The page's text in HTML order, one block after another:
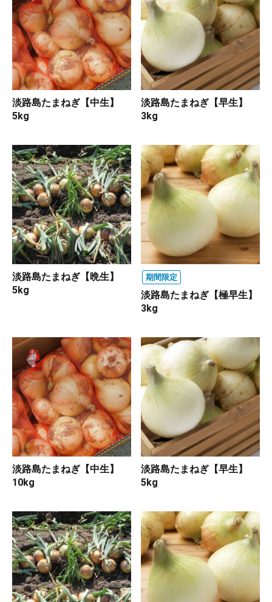
淡路島たまねぎ【中生】
5kg
淡路島たまねぎ【早生】
3kg
淡路島たまねぎ【晩生】
5kg
期間限定
淡路島たまねぎ【極早生】
3kg
淡路島たまねぎ【中生】
10kg
淡路島たまねぎ【早生】
5kg